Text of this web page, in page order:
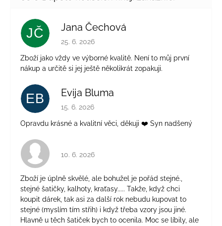
JČ Jana Čechová
Hodnocení obchodu je 5 z 5 hvězdiček.
25. 6. 2026
Zboží jako vždy ve výborné kvalitě. Není to můj první
nákup a určitě si jej ještě několikrát zopakuji.
EB Evija Bluma
Hodnocení obchodu je 5 z 5 hvězdiček.
15. 6. 2026
Opravdu krásné a kvalitní věci, děkuji ❤️ Syn nadšený
Hodnocení obchodu je 4 z 5 hvězdiček.
10. 6. 2026
Zboží je úplně skvělé, ale bohužel je pořád stejné.,
stejné šatičky, kalhoty, kraťasy..... Takže, když chci
koupit dárek, tak asi za další rok nebudu kupovat to
stejné (myslím tím střih) i když třeba vzory jsou jiné.
Hlavně u těch šatiček bych to ocenila. Moc se líbily, ale